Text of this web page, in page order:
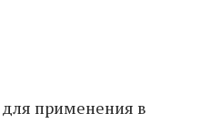
применения в